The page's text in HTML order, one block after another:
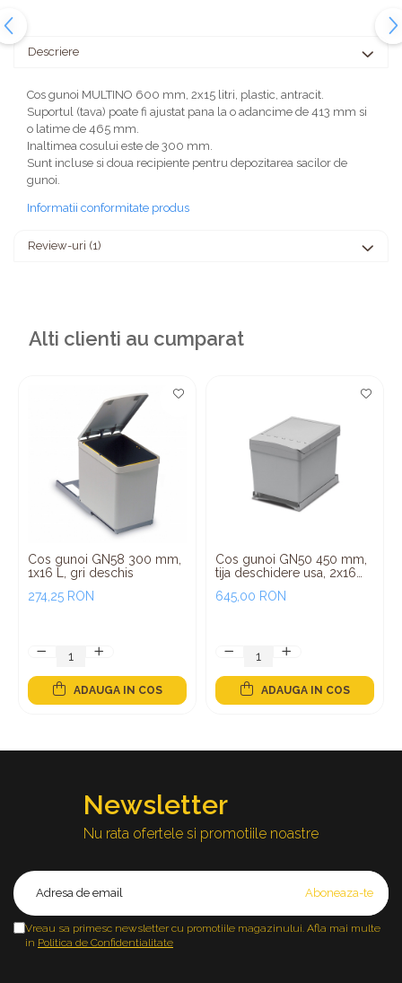
Descriere
Cos gunoi MULTINO 600 mm, 2x15 litri, plastic, antracit.
Suportul (tava) poate fi ajustat pana la o adancime de 413 mm si
o latime de 465 mm.
Inaltimea cosului este de 300 mm.
Sunt incluse si doua recipiente pentru depozitarea sacilor de
gunoi.
Informatii conformitate produs
Review-uri (1)
Alti clienti au cumparat
Cos gunoi GN58 300 mm,
1x16 L, gri deschis
274,25 RON
ADAUGA IN COS
Cos gunoi GN50 450 mm,
tija deschidere usa, 2x16
645,00 RON
ADAUGA IN COS
Newsletter
Nu rata ofertele si promotiile noastre
Vreau sa primesc newsletter cu promotiile magazinului. Afla mai multe
in Politica de Confidentialitate